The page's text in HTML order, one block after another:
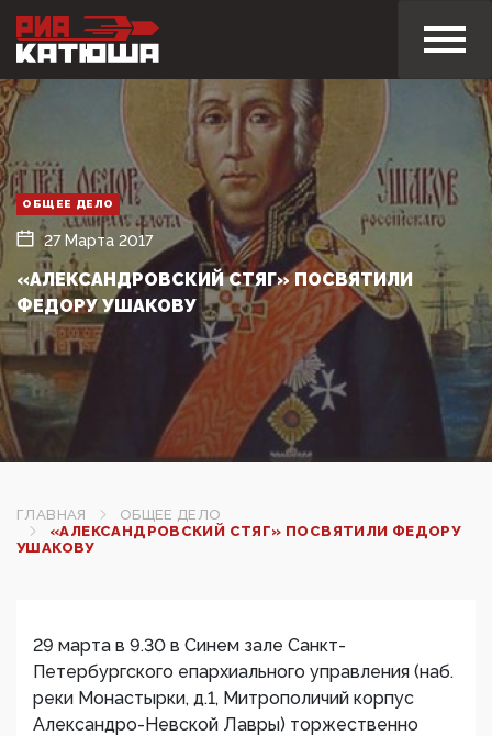
ОБЩЕЕ ДЕЛО
27 Марта 2017
«АЛЕКСАНДРОВСКИЙ СТЯГ» ПОСВЯТИЛИ
ФЕДОРУ УШАКОВУ
ГЛАВНАЯ
ОБЩЕЕ ДЕЛО
«АЛЕКСАНДРОВСКИЙ СТЯГ» ПОСВЯТИЛИ ФЕДОРУ
УШАКОВУ
29 марта в 9.30 в Синем зале Санкт-
Петербургского епархиального управления (наб.
реки Монастырки, д.1, Митрополичий корпус
Александро-Невской Лавры) торжественно